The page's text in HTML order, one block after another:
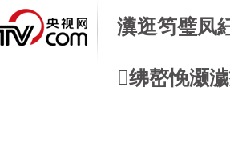
瀵逛笉璧凤
绋嶅悗灏